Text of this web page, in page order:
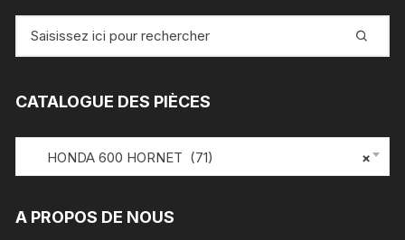
pour
CATALOGUE DES PIÈCES
×
HONDA 600 HORNET (71)
A PROPOS DE NOUS